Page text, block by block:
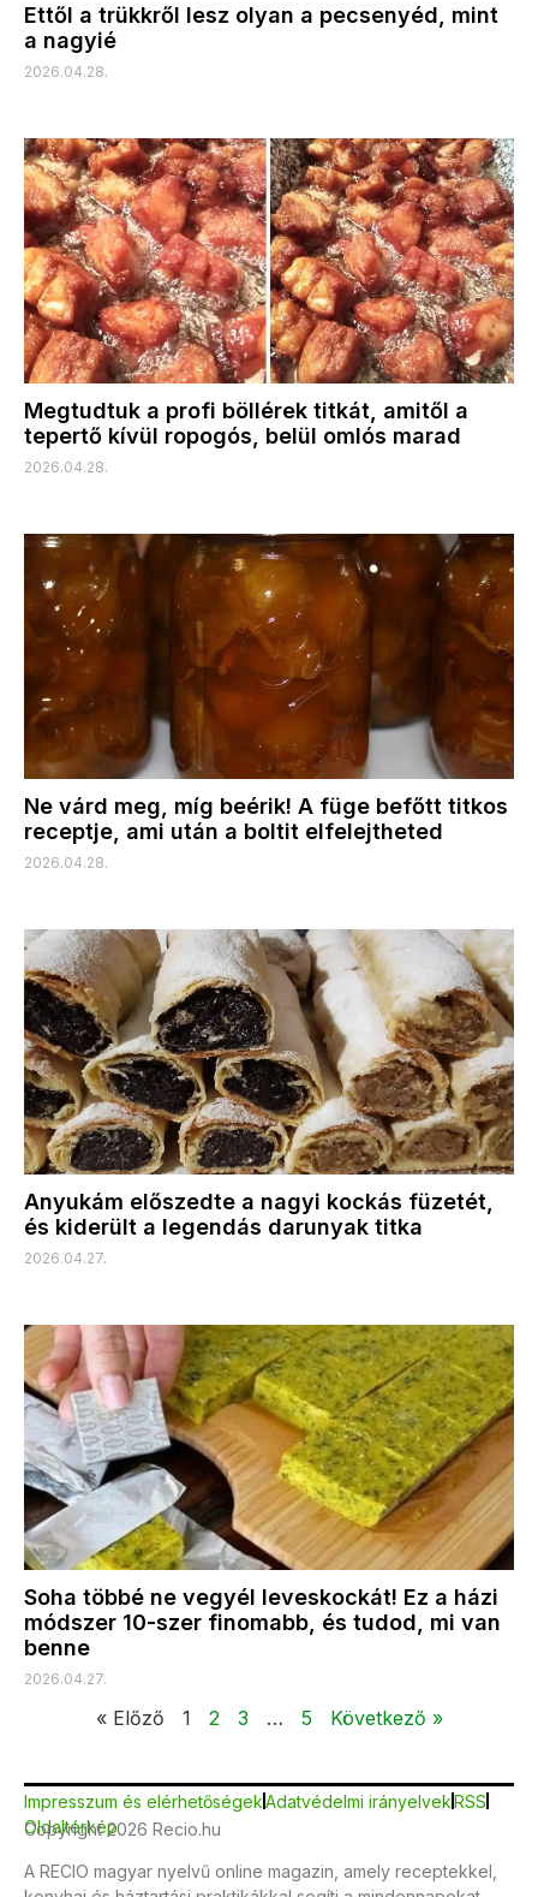
Ettől a trükkről lesz olyan a pecsenyéd, mint
a nagyié
2026.04.28.
Megtudtuk a profi böllérek titkát, amitől a
tepertő kívül ropogós, belül omlós marad
2026.04.28.
Ne várd meg, míg beérik! A füge befőtt titkos
receptje, ami után a boltit elfelejtheted
2026.04.28.
Anyukám előszedte a nagyi kockás füzetét,
és kiderült a legendás darunyak titka
2026.04.27.
Soha többé ne vegyél leveskockát! Ez a házi
módszer 10-szer finomabb, és tudod, mi van
benne
2026.04.27.
« Előző 1 2 3 … 5 Következő »
Impresszum és elérhetőségekAdatvédelmi irányelvekRSS
Oldaltérkép
Copyright 2026 Recio.hu
A RECIO magyar nyelvű online magazin, amely receptekkel,